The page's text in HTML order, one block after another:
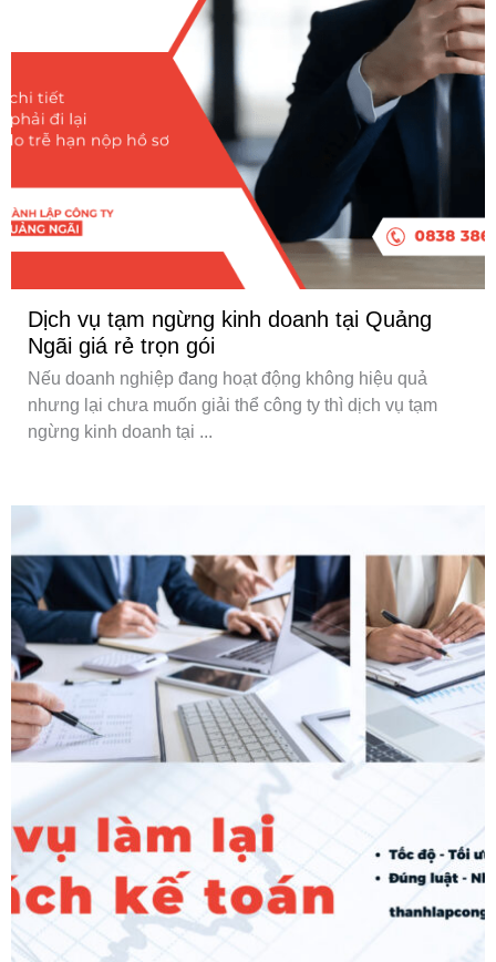
Dịch vụ tạm ngừng kinh doanh tại Quảng
Ngãi giá rẻ trọn gói
Nếu doanh nghiệp đang hoạt động không hiệu quả
nhưng lại chưa muốn giải thể công ty thì dịch vụ tạm
ngừng kinh doanh tại ...